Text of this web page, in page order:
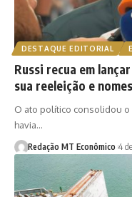
DESTAQUE EDITORIAL
Russi recua em
sua reeleição e
O ato político consolidou
havia…
Redação MT Econômico 4